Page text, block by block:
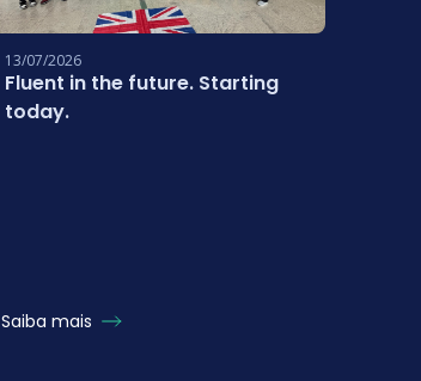
13/07/2026
Fluent in the future. Starting
today.
Saiba mais